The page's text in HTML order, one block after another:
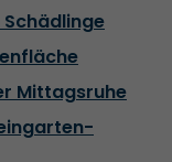
Mittagsruhe